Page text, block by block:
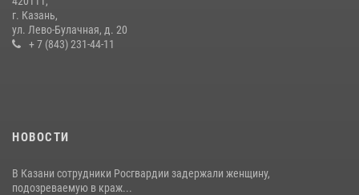
Росгвардии
15 июля 2026, 08:41
г. Казань,
ул. Лево-Булачная, д. 20
+ 7 (843) 231-44-11
НОВОСТИ
В Казани сотрудники Росгвардии задержали женщину,
подозреваемую в краж...